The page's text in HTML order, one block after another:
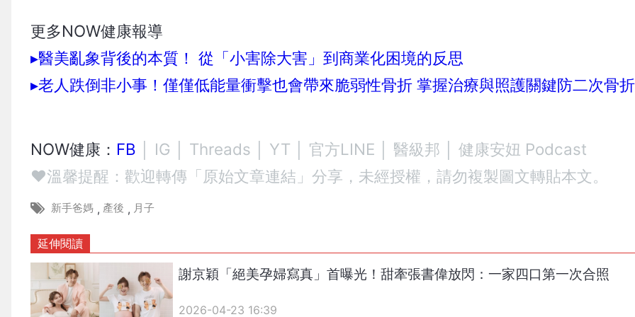
更多NOW健康報導
▸醫美亂象背後的本質！ 從「小害除大害」到商業化困境的反思
▸老人跌倒非小事！僅僅低能量衝擊也會帶來脆弱性骨折 掌握治療與照護關鍵防二次骨折
NOW健康： FB IG Threads YT 官方LINE │醫級邦 │健康安妞 Podcast
❤溫馨提醒：歡迎轉傳「原始文章連結」分享，未經授權，請勿複製圖文轉貼本文。
新手爸媽 , 產後 , 月子
延伸閱讀
謝京穎「絕美孕婦寫真」首曝光！甜牽張書偉放閃：一家四口第一次合照
2026-04-23 16:39